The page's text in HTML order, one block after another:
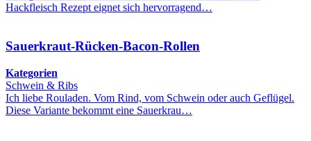
Hackfleisch Rezept eignet sich hervorragend…
Sauerkraut-Rücken-Bacon-Rollen
Kategorien
Schwein & Ribs
Ich liebe Rouladen. Vom Rind, vom Schwein oder auch Geflügel.
Diese Variante bekommt eine Sauerkrau…